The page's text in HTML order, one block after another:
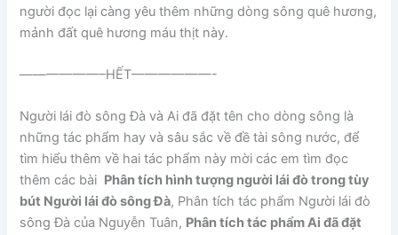
người đọc lại càng yêu thêm những dòng sông quê hương,
mảnh đất quê hương máu thịt này.
——————–HẾT——————-
Người lái đò sông Đà và Ai đã đặt tên cho dòng sông là
những tác phẩm hay và sâu sắc về đề tài sông nước, để
tìm hiểu thêm về hai tác phẩm này mời các em tìm đọc
thêm các bài Phân tích hình tượng người lái đò trong tùy
bút Người lái đò sông Đà, Phân tích tác phẩm Người lái đò
sông Đà của Nguyễn Tuân, Phân tích tác phẩm Ai đã đặt